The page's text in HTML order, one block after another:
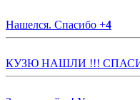
Нашелся. Спасибо +4
КУЗЮ НАШЛИ !!!